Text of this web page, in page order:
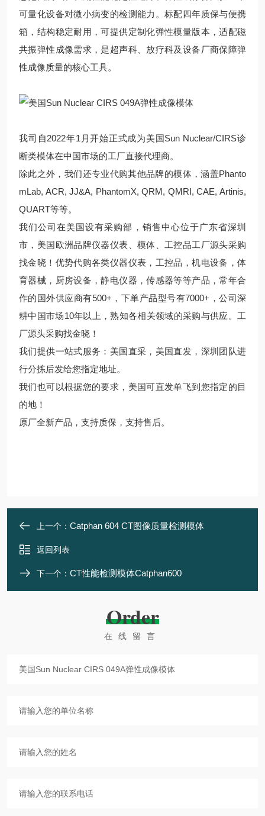
可量化设备对微小病变的检测能力。标配四年质保与便携
箱，结构稳定耐用，可提供定制化弹性模量版本，适配磁
共振弹性成像需求，是超声科、放疗科及设备厂商保障弹
性成像质量的核心工具。
我司自2022年1月开始正式成为美国Sun Nuclear/CIRS诊
断类模体在中国市场的工厂直接代理商。
除此之外，我们还专业代购其他品牌的模体，涵盖Phanto
mLab, ACR, JJ&A, PhantomX, QRM, QMRI, CAE, Artinis,
QUART等等。
我们公司在美国设有采购部，销售中心位于广东省深圳
市，美国欧洲品牌仪器仪表、模体、工控品工厂源头采购
找金晓！优势代购各类仪器仪表，工控品，机电设备，体
育器械，厨房设备，静电仪器，传感器等等产品，常年合
作的国外供应商有500+，下单产品型号有7000+，公司深
耕中国市场10年以上，熟知各相关领域的采购与供应。工
厂源头采购找金晓！
我们提供一站式服务：美国直采，美国直发，深圳团队进
行分拣后发给您指定地址。
我们也可以根据您的要求，美国可直发单飞到您指定的目
的地！
原厂全新产品，支持质保，支持售后。
上一个： Catphan 604 CT图像质量检测模体
返回列表
下一个： CT性能检测模体Catphan600
Order
在线留言